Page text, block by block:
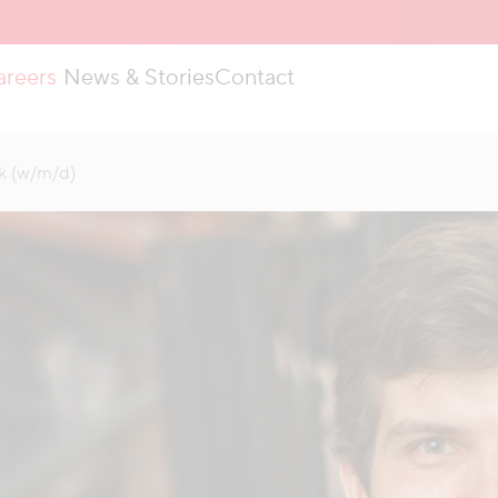
News & StoriesContact
(w/m/d)